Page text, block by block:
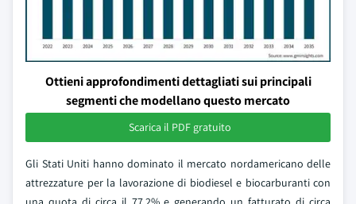
Ottieni approfondimenti dettagliati sui principali
segmenti che modellano questo mercato
Scarica il PDF gratuito
Gli Stati Uniti hanno dominato il mercato nordamericano delle
attrezzature per la lavorazione di biodiesel e biocarburanti con